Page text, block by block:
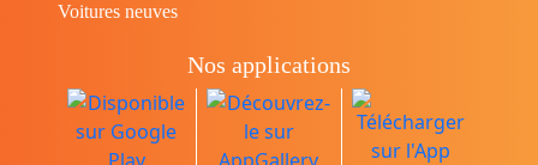
Voitures neuves
Nos applications